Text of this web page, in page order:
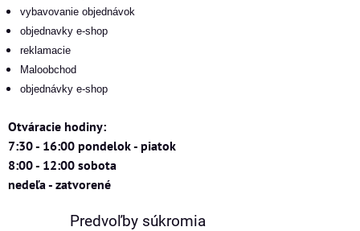
vybavovanie objednávok
objednavky e-shop
reklamacie
Maloobchod
objednávky e-shop
Otváracie hodiny:
7:30 - 16:00 pondelok - piatok
8:00 - 12:00 sobota
nedeľa - zatvorené
Predvoľby súkromia